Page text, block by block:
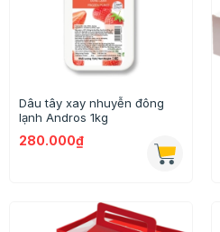
Dâu tây xay nhuyễn đông
lạnh Andros 1kg
280.000₫